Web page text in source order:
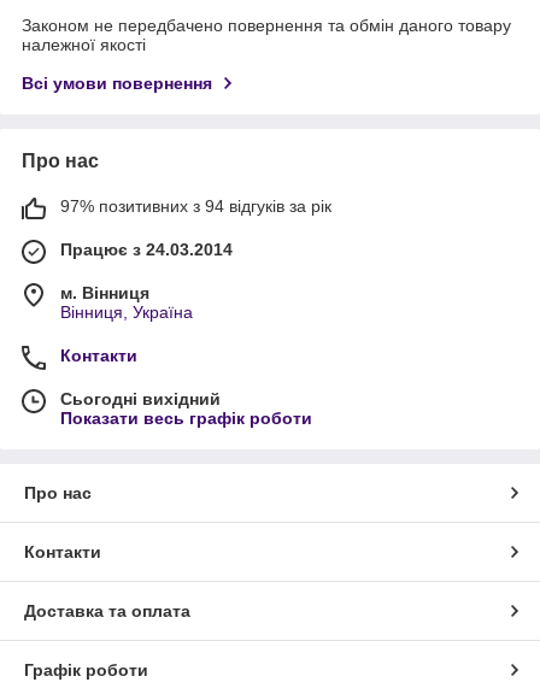
Законом не передбачено повернення та обмін даного товару
належної якості
Всі умови повернення
Про нас
97% позитивних з 94 відгуків за рік
Працює з 24.03.2014
м. Вінниця
Вінниця, Україна
Контакти
Сьогодні вихідний
Показати весь графік роботи
Про нас
Контакти
Доставка та оплата
Графік роботи